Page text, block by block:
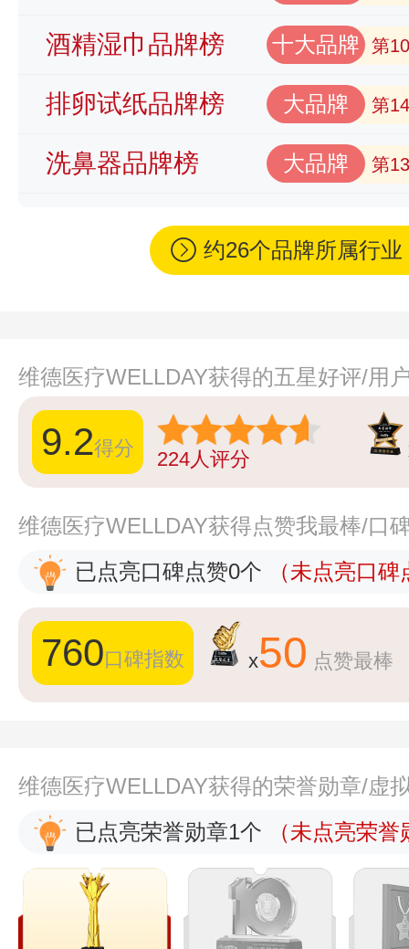
酒精湿巾品牌榜 十大品牌 第
排卵试纸品牌榜 大品牌 第
洗鼻器品牌榜 大品牌 第
约26个品牌所属行
维德医疗WELLDAY获得的五星好评/用
9.2得分 224人评分
维德医疗WELLDAY获得点赞我最棒/口
已点亮口碑点赞0个
（未点亮口
760口碑指数 x50 点赞最棒
维德医疗WELLDAY获得的荣誉勋章/虚
已点亮荣誉勋章1个
（未点亮荣